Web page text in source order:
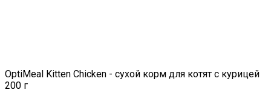
OptiMeal Kitten Chicken - сухой корм для котят с курицей
200 г